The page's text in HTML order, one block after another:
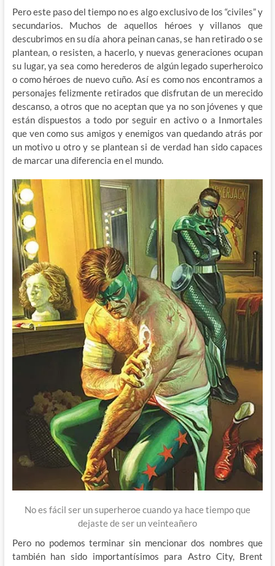
Pero este paso del tiempo no es algo exclusivo de los “civiles” y
secundarios. Muchos de aquellos héroes y villanos que
descubrimos en su día ahora peinan canas, se han retirado o se
plantean, o resisten, a hacerlo, y nuevas generaciones ocupan
su lugar, ya sea como herederos de algún legado superheroico
o como héroes de nuevo cuño. Así es como nos encontramos a
personajes felizmente retirados que disfrutan de un merecido
descanso, a otros que no aceptan que ya no son jóvenes y que
están dispuestos a todo por seguir en activo o a Inmortales
que ven como sus amigos y enemigos van quedando atrás por
un motivo u otro y se plantean si de verdad han sido capaces
de marcar una diferencia en el mundo.
No es fácil ser un superheroe cuando ya hace tiempo que
dejaste de ser un veinteañero
Pero no podemos terminar sin mencionar dos nombres que
también han sido importantísimos para Astro City, Brent